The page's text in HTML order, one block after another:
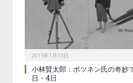
2015年1月13日
小林賢太郎：ポツネン氏の奇妙
日・4日